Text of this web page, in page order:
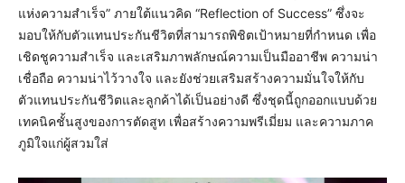
แห่งความสำเร็จ” ภายใต้แนวคิด “Reflection of Success” ซึ่งจะ
มอบให้กับตัวแทนประกันชีวิตที่สามารถพิชิตเป้าหมายที่กำหนด เพื่อ
เชิดชูความสำเร็จ และเสริมภาพลักษณ์ความเป็นมืออาชีพ ความน่า
เชื่อถือ ความน่าไว้วางใจ และยังช่วยเสริมสร้างความมั่นใจให้กับ
ตัวแทนประกันชีวิตและลูกค้าได้เป็นอย่างดี ซึ่งชุดนี้ถูกออกแบบด้วย
เทคนิคชั้นสูงของการตัดสูท เพื่อสร้างความพรีเมี่ยม และความภาค
ภูมิใจแก่ผู้สวมใส่